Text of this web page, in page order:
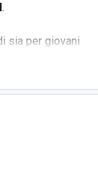
.
sia per giovani